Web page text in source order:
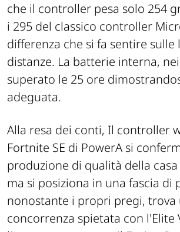
che il controller pesa solo 254
i 295 del classico controller
differenza che si fa sentire sulle
distanze. La batterie interna,
superato le 25 ore
adeguata.
Alla resa dei conti, Il controller
Fortnite SE di PowerA si
produzione di qualità della
ma si posiziona in una fascia di
nonostante i propri pregi, trova
concorrenza spietata con l'Elite